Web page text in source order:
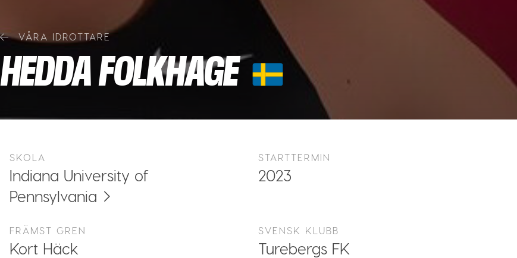
VÅRA IDROTTARE
HEDDA FOLKHAGE
SKOLA
Indiana University of
Pennsylvania
STARTTERMIN
2023
FRÄMST GREN
Kort Häck
SVENSK KLUBB
Turebergs FK